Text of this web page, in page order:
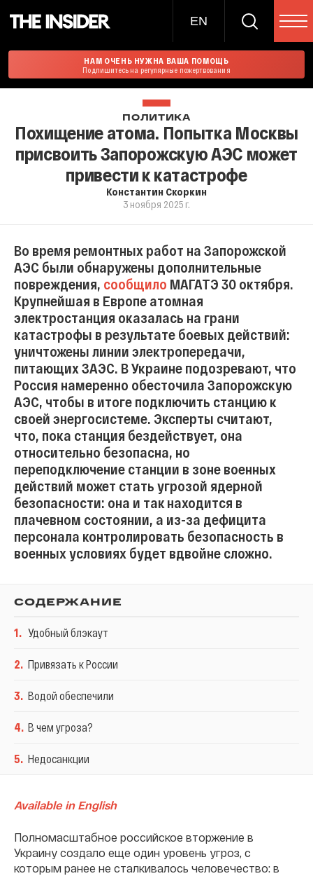
EN
НАМ ОЧЕНЬ НУЖНА ВАША ПОМОЩЬ
Подпишитесь на регулярные пожертвования
ПОЛИТИКА
Похищение атома. Попытка Москвы
присвоить Запорожскую АЭС может
привести к катастрофе
Константин Скоркин
3 ноября 2025 г.
Во время ремонтных работ на Запорожской
АЭС были обнаружены дополнительные
повреждения, сообщило МАГАТЭ 30 октября.
Крупнейшая в Европе атомная
электростанция оказалась на грани
катастрофы в результате боевых действий:
уничтожены линии электропередачи,
питающих ЗАЭС. В Украине подозревают, что
Россия намеренно обесточила Запорожскую
АЭС, чтобы в итоге подключить станцию к
своей энергосистеме. Эксперты считают,
что, пока станция бездействует, она
относительно безопасна, но
переподключение станции в зоне военных
действий может стать угрозой ядерной
безопасности: она и так находится в
плачевном состоянии, а из-за дефицита
персонала контролировать безопасность в
военных условиях будет вдвойне сложно.
СОДЕРЖАНИЕ
1. Удобный блэкаут
2. Привязать к России
3. Водой обеспечили
4. В чем угроза?
5. Недосанкции
Available in English
Полномасштабное российское вторжение в
Украину создало еще один уровень угроз, с
которым ранее не сталкивалось человечество: в